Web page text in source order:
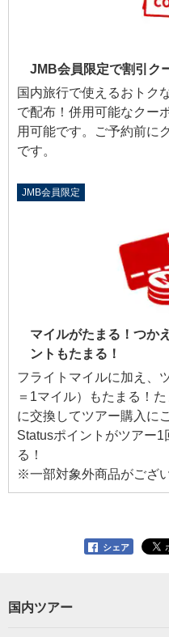
JMB会員限定で割引ク
国内旅行で使えるおトク
で配布！併用可能なクー
用可能です。ご予約前に
です。
JMB会員限定
マイルがたまる！つか
ントもたまる！
フライトマイルに加え、
＝1マイル）もたまる！
に交換してツアー購入に
Statusポイントがツアー1
る！
※一部対象外商品がござい
シェア
国内ツアー